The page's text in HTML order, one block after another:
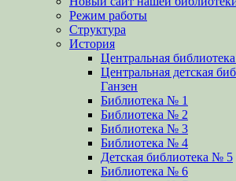
Режим работы
Структура
История
Центральная
Центральная детская
Ганзен
Библиотека № 1
Библиотека № 2
Библиотека № 3
Библиотека № 4
Детская библиотека № 5
Библиотека № 6